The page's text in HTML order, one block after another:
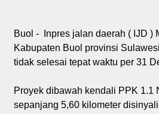
Buol - Inpres jalan daerah ( IJD )
Kabupaten Buol provinsi
tidak selesai tepat waktu per 31
Proyek dibawah kendali PPK 1.1
sepanjang 5,60 kilometer